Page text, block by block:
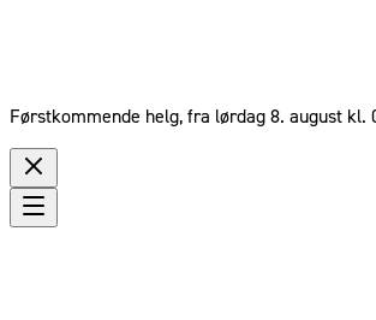
Førstkommende helg, fra lørdag 8. august